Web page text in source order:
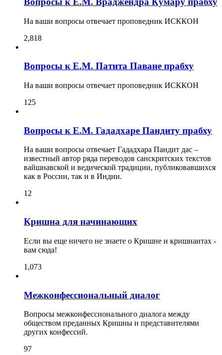
На ваши вопросы отвечает проповедник ИСККОН
2,818
Вопросы к Е.М. Патита Паване прабху
На ваши вопросы отвечает проповедник ИСККОН
125
Вопросы к Е.М. Гададхаре Пандиту прабху
На ваши вопросы отвечает Гададхара Пандит дас –
известный автор ряда переводов санскритских текстов
вайшнавской и ведической традиции, публиковавшихся
как в России, так и в Индии.
12
Кришна для начинающих
Если вы еще ничего не знаете о Кришне и кришнаитах -
вам сюда!
1,073
Межконфессиональный диалог
Вопросы межконфессионального диалога между
обществом преданных Кришны и представителями
других конфессий.
97